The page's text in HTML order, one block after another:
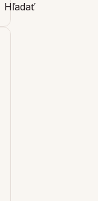
Hľadať